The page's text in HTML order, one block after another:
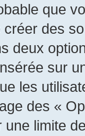
que
des
deux
sur
les
des «
une limite